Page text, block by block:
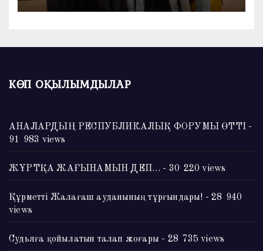
КӨП ОҚЫЛЫМДЫЛАР
АНАЛАРДЫҢ РЕСПУБЛИКАЛЫҚ ФОРУМЫ ӨТТІ -
91 983 views
ЖҰРТҚА ЖАҒЫНАМЫН ДЕП… - 30 220 views
Құрметті Жалағаш ауданының тұрғындары! - 28 940
views
Судьяға қойылатын талап жоғары - 28 735 views